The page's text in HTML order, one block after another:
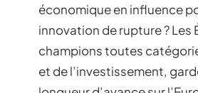
économique en influence
innovation de rupture ? Les
champions toutes
et de l’investissement,